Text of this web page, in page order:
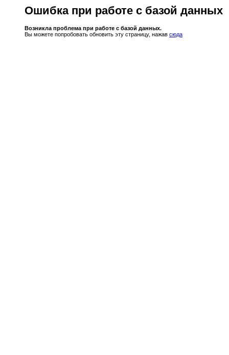
Ошибка при работе с базой данных
Возникла проблема при работе с базой данных.
Вы можете попробовать обновить эту страницу, нажав сюда